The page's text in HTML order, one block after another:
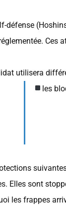
défense
Ces
utilisera
les
Elles sont
les frappes